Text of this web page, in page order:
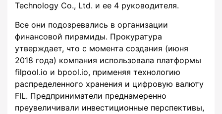
Technology Co., Ltd. и ее 4 руководителя.
Все они подозревались в организации
финансовой пирамиды. Прокуратура
утверждает, что с момента создания (июня
2018 года) компания использовала платформы
filpool.io и bpool.io, применяя технологию
распределенного хранения и цифровую валюту
FIL. Предприниматели преднамеренно
преувеличивали инвестиционные перспективы,